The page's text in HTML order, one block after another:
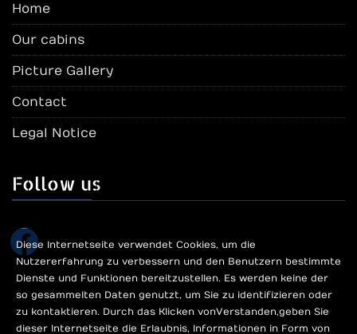
Home
Our cabins
Picture Gallery
Contact
Legal Notice
Follow us
facebook
Diese Internetseite verwendet Cookies, um die
Nutzererfahrung zu verbessern und den Benutzern bestimmte
Dienste und Funktionen bereitzustellen. Es werden keine der
so gesammelten Daten genutzt, um Sie zu identifizieren oder
zu kontaktieren. Durch das Klicken von Verstanden, geben Sie
dieser Internetseite die Erlaubnis, Informationen in Form von